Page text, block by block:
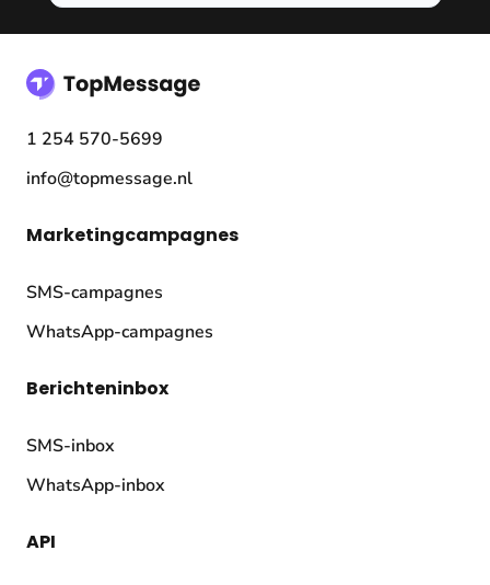
1 254 570-5699
info@topmessage.nl
Marketingcampagnes
SMS-campagnes
WhatsApp-campagnes
Berichteninbox
SMS-inbox
WhatsApp-inbox
API